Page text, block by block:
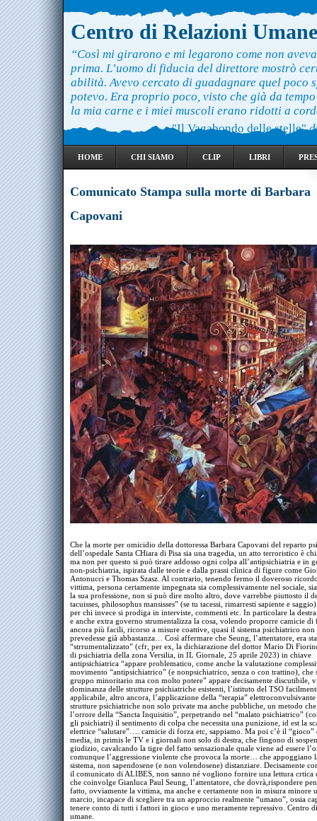
Centro di Relazioni Umane
“Così mi girarono e mi legarono come non
prima. L’uomo di fiducia del direttore mostrò
abilità. Avevo cercato di guadagnare quel poco
potevo. Era proprio poco, visto che già da
la mia carne e i miei muscoli erano ridotti a
"Il Vagabondo delle stelle"
HOME CHI SIAMO CLIP LIBRI
Comunicato Stampa sulla morte di Barbara
Capovani
Che la morte per omicidio della dottoressa Barbara Capovani del reparto
dell’ospedale Santa CHiara di Pisa sia una tragedia, un atto terroristico è
ma non per questo si può tirare addosso ogni colpa all’antipsichiatria e in
non-psichiatria, ispirata dalle teorie e dalla prassi clinica di figure come
Antonucci e Thomas Szasz. Al contrario, tenendo fermo il doveroso
vittima, persona certamente impegnata sia complessivamente nel sociale,
la sua professione, non si può dire molto altro, dove varrebbe piuttosto il
tacuisses, philosophus mansisses” (se tu tacessi, rimarresti sapiente e
per chi invece si prodiga in interviste, commenti etc. In particolare la
e anche extra governo strumentalizza la cosa, volendo proporre camicie di
ancora più facili, ricorso a misure coattive, quasi il sistema psichiatrico non
prevedesse già abbastanza… Così affermare che Seung, l’attentatore, era
“strrumentalizzato” (cfr, per ex, la dichiarazione del dottor Mario Di
di psichiatria della zona Versilia, in IL Giornale, 25 aprile 2023) in chiave
antipsichiatrica “appare problematico, come anche la valutazione
movimento “antipsichiatrico” (e nonpsichiatrico, senza o con trattino), che
gruppo minoritario ma con molto potere” appare decisamente discutibile,
dominanza delle strutture psichiatriche esistenti, l’istituto del TSO
applicabile, altro ancora, l’applicazione della “terapia”
strutture psichiatriche non solo private ma anche pubbliche, un metodo
l’orrore della “Sancta Inquisitio”, perpetrando nel “malato psichiatrico”
gli psichiatri) il sentimento di colpa che necessita una punizione, id est la
elettrice “salutare”…. camicie di forza etc, sappiamo. Ma poi c’è il
media, in primis le TV e i giornali non solo di destra, che fingono di
giudizio, cavalcando la tigre del fatto sensazionale quale viene ad essere
comunque l’aggressione violente che provoca la morte… che appoggiano
sistema, non sapendosene (e non volendosene) distanziare. Decisamente
il comunicato di ALIBES, non sanno né vogliono fornire una lettura crtica
che coinvolge Gianluca Paul Seung, l’attentatore, che dovrà,rispondere
fatto, ovviamente la vittima, ma anche e certamente non in misura minore
marcio, incapace di scegliere tra un approccio realmente “umano”, ossia
tenere conto di tutti i fattori in gioco e uno meramente repressivo. Centro
umane.